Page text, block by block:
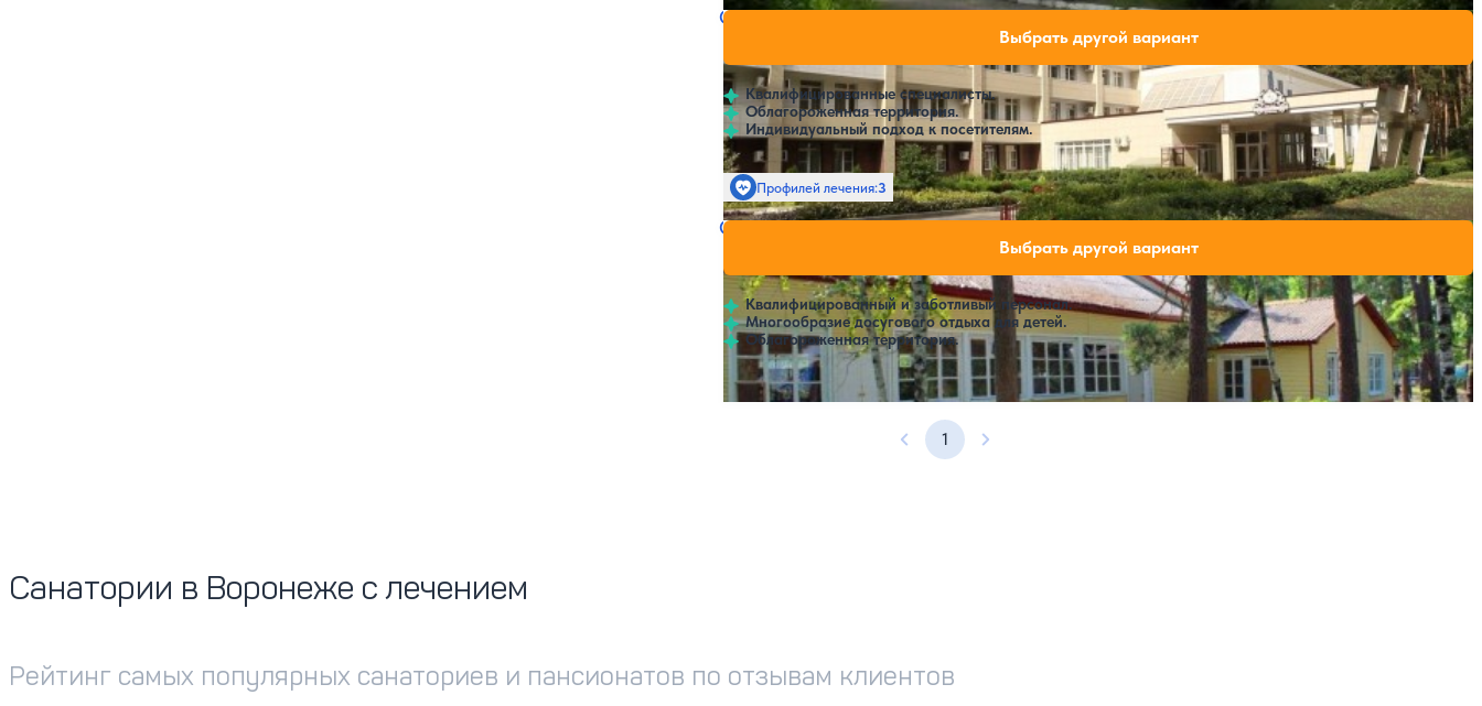
Санаторий Александровский Бор
4.3
Квалифицированные специалисты.
Облагороженная территория.
Индивидуальный подход к посетителям.
Профилей лечения:3 Крытый бассейн
Нет цен или свободных мест на выбранные даты
Выбрать другой вариант
Санаторий Полет
Квалифицированный и заботливый персонал.
Многообразие досугового отдыха для детей.
Облагороженная территория.
Нет цен или свободных мест на выбранные даты
Выбрать другой вариант
Предыдущая страница
1 Следующая страница
Санатории в Воронеже с лечением
Рейтинг самых популярных санаториев и пансионатов по отзывам клиентов